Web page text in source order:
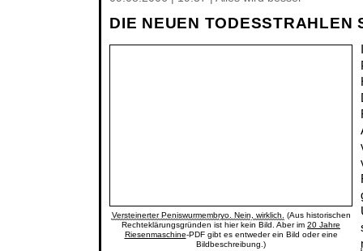
DIE NEUEN TODESSTRAHLEN
Versteinerter Peniswurmembryo. Nein, wirklich.
(Aus historischen
Rechteklärungsgründen ist hier kein Bild. Aber im 20 Jahre
Riesenmaschine-PDF gibt es entweder ein Bild oder eine
Bildbeschreibung.)